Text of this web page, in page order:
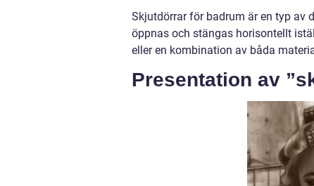
Skjutdörrar för badrum är en typ av
öppnas och stängas horisontellt
eller en kombination av båda
Presentation av